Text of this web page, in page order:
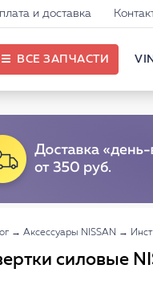
и доставка
ВСЕ ЗАПЧАСТИ
→ Аксессуары NISSAN →
силовые